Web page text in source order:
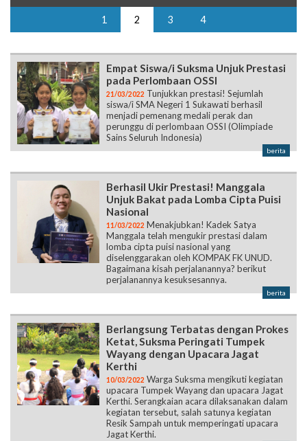
1 2 3 4
Empat Siswa/i Suksma Unjuk Prestasi
pada Perlombaan OSSI
21/03/2022 Tunjukkan prestasi! Sejumlah
siswa/i SMA Negeri 1 Sukawati berhasil
menjadi pemenang medali perak dan
perunggu di perlombaan OSSI (Olimpiade
Sains Seluruh Indonesia)
berita
Berhasil Ukir Prestasi! Manggala
Unjuk Bakat pada Lomba Cipta Puisi
Nasional
11/03/2022 Menakjubkan! Kadek Satya
Manggala telah mengukir prestasi dalam
lomba cipta puisi nasional yang
diselenggarakan oleh KOMPAK FK UNUD.
Bagaimana kisah perjalanannya? berikut
perjalanannya kesuksesannya.
berita
Berlangsung Terbatas dengan Prokes
Ketat, Suksma Peringati Tumpek
Wayang dengan Upacara Jagat
Kerthi
10/03/2022 Warga Suksma mengikuti kegiatan
upacara Tumpek Wayang dan upacara Jagat
Kerthi. Serangkaian acara dilaksanakan dalam
kegiatan tersebut, salah satunya kegiatan
Resik Sampah untuk memperingati upacara
Jagat Kerthi.